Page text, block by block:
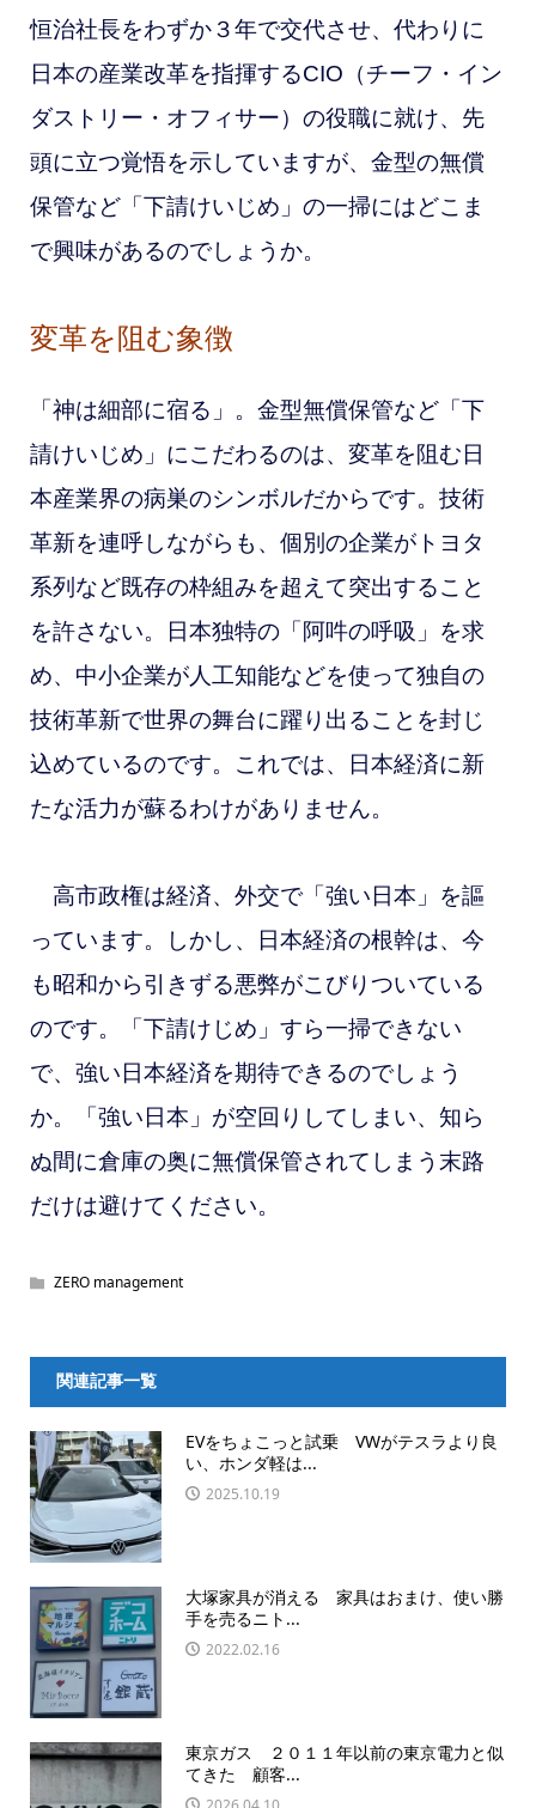
恒治社長をわずか３年で交代させ、代わりに
日本の産業改革を指揮するCIO（チーフ・イン
ダストリー・オフィサー）の役職に就け、先
頭に立つ覚悟を示していますが、金型の無償
保管など「下請けいじめ」の一掃にはどこま
で興味があるのでしょうか。
変革を阻む象徴
「神は細部に宿る」。金型無償保管など「下
請けいじめ」にこだわるのは、変革を阻む日
本産業界の病巣のシンボルだからです。技術
革新を連呼しながらも、個別の企業がトヨタ
系列など既存の枠組みを超えて突出すること
を許さない。日本独特の「阿吽の呼吸」を求
め、中小企業が人工知能などを使って独自の
技術革新で世界の舞台に躍り出ることを封じ
込めているのです。これでは、日本経済に新
たな活力が蘇るわけがありません。
高市政権は経済、外交で「強い日本」を謳
っています。しかし、日本経済の根幹は、今
も昭和から引きずる悪弊がこびりついている
のです。「下請けじめ」すら一掃できない
で、強い日本経済を期待できるのでしょう
か。「強い日本」が空回りしてしまい、知ら
ぬ間に倉庫の奥に無償保管されてしまう末路
だけは避けてください。
ZERO management
関連記事一覧
EVをちょこっと試乗 VWがテスラより良
い、ホンダ軽は...
2025.10.19
大塚家具が消える 家具はおまけ、使い勝
手を売るニト...
2022.02.16
東京ガス ２０１１年以前の東京電力と似
てきた 顧客...